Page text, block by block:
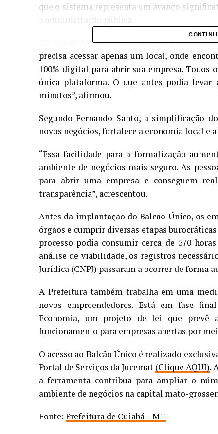
que o sistema representa um avanço
“O Balcão Único é extremamente
precisa acessar apenas um local, onde
100% digital para abrir sua empresa. Todos
única plataforma. O que antes podia
minutos”, afirmou.
Segundo Fernando Santo, a simplificação
novos negócios, fortalece a economia local e
“Essa facilidade para a formalização
ambiente de negócios mais seguro. As
para abrir uma empresa e conseguem
transparência”, acrescentou.
Antes da implantação do Balcão Único, os
órgãos e cumprir diversas etapas
processo podia consumir cerca de 570
análise de viabilidade, os registros
Jurídica (CNPJ) passaram a ocorrer de forma
A Prefeitura também trabalha em uma
novos empreendedores. Está em fase
Economia, um projeto de lei que prevê
funcionamento para empresas abertas por
O acesso ao Balcão Único é realizado
Portal de Serviços da Jucemat (Clique AQUI).
a ferramenta contribua para ampliar o
ambiente de negócios na capital mato-
Fonte: Prefeitura de Cuiabá – MT